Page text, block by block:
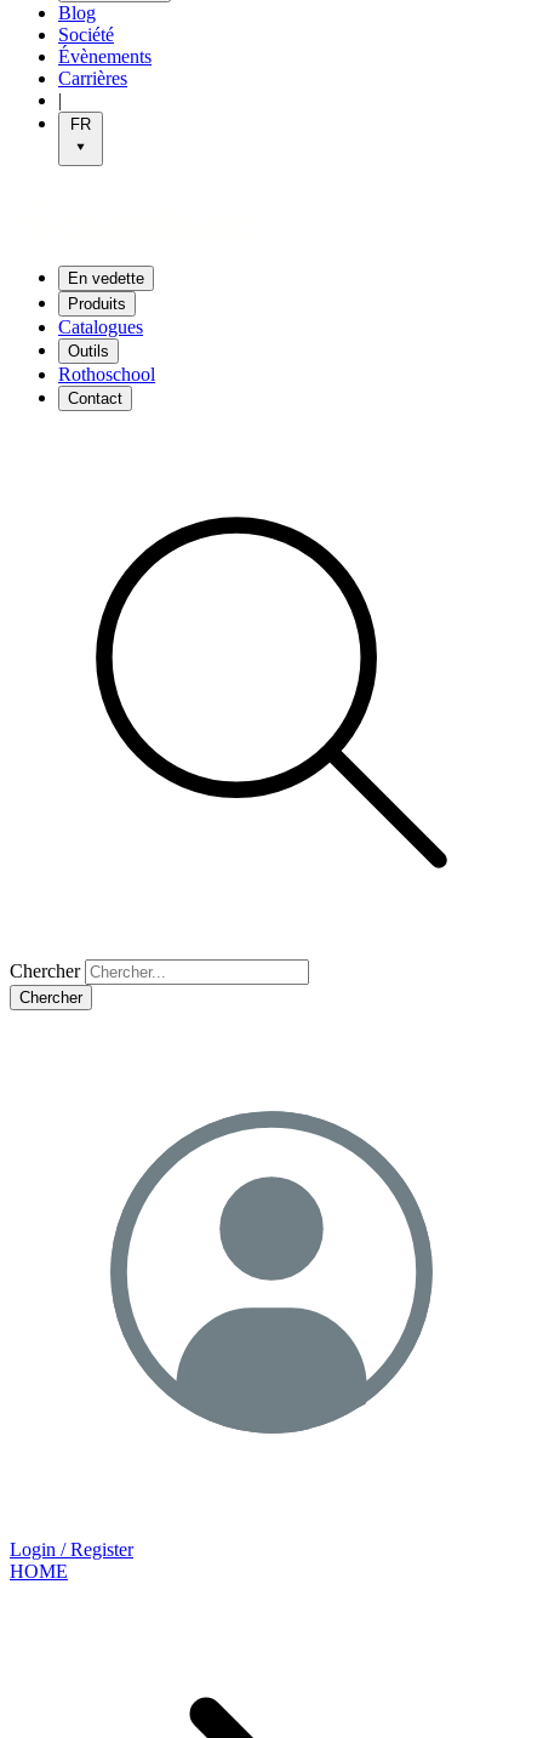
Blog
Société
Évènements
Carrières
|
FR
En vedette
Produits
Catalogues
Outils
Rothoschool
Contact
Chercher
Chercher
Login / Register
HOME